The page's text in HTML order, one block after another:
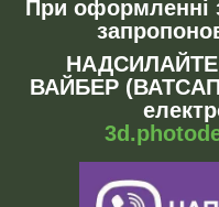
При оформленні
ВАЙБЕР